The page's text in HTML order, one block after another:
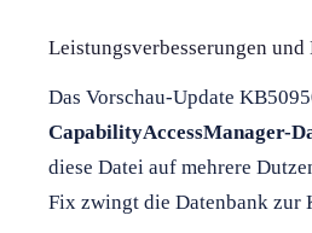
Leistungsverbesserungen und
Das Vorschau-Update
CapabilityAccessManager-
diese Datei auf mehrere
Fix zwingt die Datenbank zur